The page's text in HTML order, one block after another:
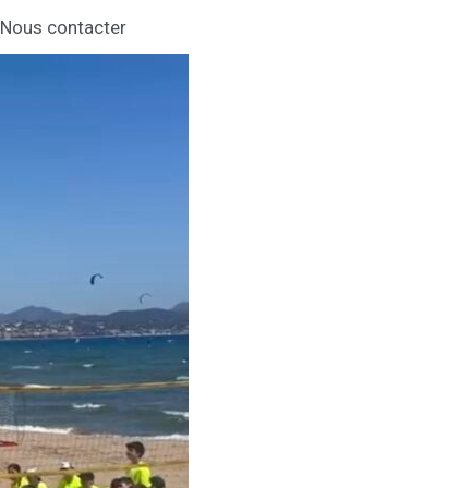
Nous contacter